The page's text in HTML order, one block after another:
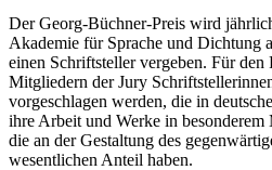
Der Georg-Büchner-Preis wird
Akademie für Sprache und Dichtung
einen Schriftsteller vergeben. Für den
Mitgliedern der Jury
vorgeschlagen werden, die in
ihre Arbeit und Werke in besonderem
die an der Gestaltung des
wesentlichen Anteil haben.